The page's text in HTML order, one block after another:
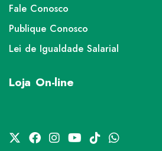
Fale Conosco
Publique Conosco
Lei de Igualdade Salarial
Loja On-line